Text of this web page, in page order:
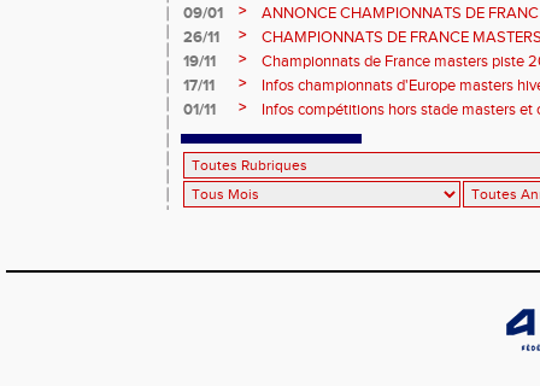
09/01
>
ANNONCE CHAMPIONNATS DE
ÉPREUVES COMBINÉES ET ÉPREUVES
26/11 >
CHAMPIONNATS DE FRANCE
2026, site de l'organisation.
19/11 >
Championnats de France masters piste
17/11
>
Infos championnats d'Europe masters
01/11
> Infos compétitions hors stade masters et